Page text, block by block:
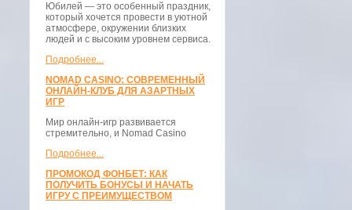
Юбилей — это особенный праздник,
который хочется провести в уютной
атмосфере, окружении близких
людей и с высоким уровнем сервиса.
Подробнее...
NOMAD CASINO: СОВРЕМЕННЫЙ
ОНЛАЙН-КЛУБ ДЛЯ АЗАРТНЫХ
ИГР
Мир онлайн-игр развивается
стремительно, и Nomad Casino
Подробнее...
ПРОМОКОД ФОНБЕТ: КАК
ПОЛУЧИТЬ БОНУСЫ И НАЧАТЬ
ИГРУ С ПРЕИМУЩЕСТВОМ